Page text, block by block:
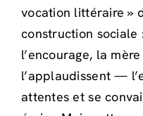
vocation littéraire »
construction sociale
l’encourage, la
l’applaudissent —
attentes et se